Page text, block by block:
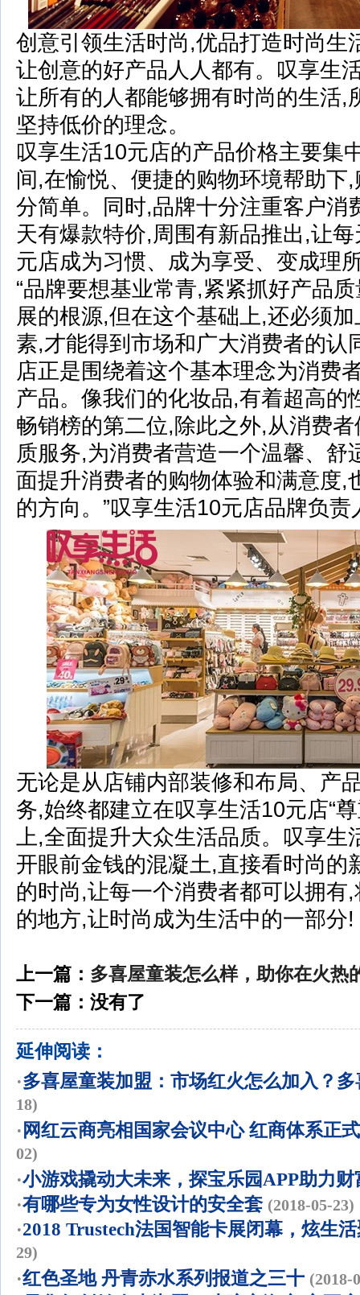
创意引领生活时尚,优品打造时尚生
让创意的好产品人人都有。叹享生
让所有的人都能够拥有时尚的生活,
坚持低价的理念。
叹享生活10元店的产品价格主要
间,在愉悦、便捷的购物环境帮助下
分简单。同时,品牌十分注重客户消
天有爆款特价,周围有新品推出,让
元店成为习惯、成为享受、变成理
“品牌要想基业常青,紧紧抓好产品
展的根源,但在这个基础上,还必须
素,才能得到市场和广大消费者的认
店正是围绕着这个基本理念为消费
产品。像我们的化妆品,有着超高的
畅销榜的第二位,除此之外,从消费
质服务,为消费者营造一个温馨、舒
面提升消费者的购物体验和满意度,
的方向。”叹享生活10元店品牌负责
无论是从店铺内部装修和布局、产
务,始终都建立在叹享生活10元店“
上,全面提升大众生活品质。叹享生
开眼前金钱的混凝土,直接看时尚的
的时尚,让每一个消费者都可以拥有
的地方,让时尚成为生活中的一部分!
上一篇： 多喜屋童装怎么样，助你在火热
下一篇：没有了
延伸阅读：
·多喜屋童装加盟：市场红火怎么加入？
18)
· 网红云商亮相国家会议中心 红商体系正
02)
·小游戏撬动大未来，探宝乐园APP助力财
·有哪些专为女性设计的安全套 (2018-05-23)
·2018 Trustech法国智能卡展闭幕，炫生
29)
·红色圣地 丹青赤水系列报道之三十 (2018-